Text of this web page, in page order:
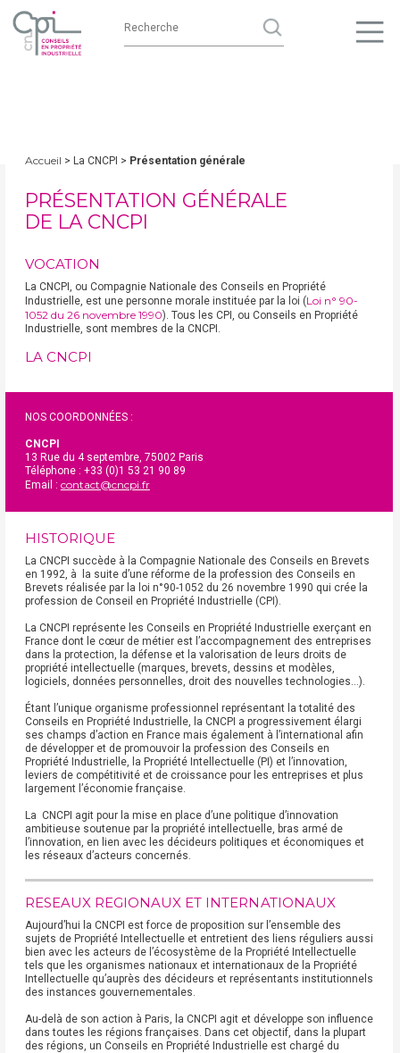
Accueil > La CNCPI > Présentation générale
PRÉSENTATION GÉNÉRALE
DE LA CNCPI
VOCATION
La CNCPI, ou Compagnie Nationale des Conseils en Propriété
Industrielle, est une personne morale instituée par la loi (Loi n° 90-
1052 du 26 novembre 1990). Tous les CPI, ou Conseils en Propriété
Industrielle, sont membres de la CNCPI.
LA CNCPI
NOS COORDONNÉES :
CNCPI
13 Rue du 4 septembre, 75002 Paris
Téléphone : +33 (0)1 53 21 90 89
Email : contact@cncpi.fr
HISTORIQUE
La CNCPI succède à la Compagnie Nationale des Conseils en Brevets
en 1992, à la suite d’une réforme de la profession des Conseils en
Brevets réalisée par la loi n°90-1052 du 26 novembre 1990 qui crée la
profession de Conseil en Propriété Industrielle (CPI).
La CNCPI représente les Conseils en Propriété Industrielle exerçant en
France dont le cœur de métier est l’accompagnement des entreprises
dans la protection, la défense et la valorisation de leurs droits de
propriété intellectuelle (marques, brevets, dessins et modèles,
logiciels, données personnelles, droit des nouvelles technologies…).
Étant l’unique organisme professionnel représentant la totalité des
Conseils en Propriété Industrielle, la CNCPI a progressivement élargi
ses champs d’action en France mais également à l’international afin
de développer et de promouvoir la profession des Conseils en
Propriété Industrielle, la Propriété Intellectuelle (PI) et l’innovation,
leviers de compétitivité et de croissance pour les entreprises et plus
largement l’économie française.
La CNCPI agit pour la mise en place d’une politique d’innovation
ambitieuse soutenue par la propriété intellectuelle, bras armé de
l’innovation, en lien avec les décideurs politiques et économiques et
les réseaux d’acteurs concernés.
RESEAUX REGIONAUX ET INTERNATIONAUX
Aujourd’hui la CNCPI est force de proposition sur l’ensemble des
sujets de Propriété Intellectuelle et entretient des liens réguliers aussi
bien avec les acteurs de l’écosystème de la Propriété Intellectuelle
tels que les organismes nationaux et internationaux de la Propriété
Intellectuelle qu’auprès des décideurs et représentants institutionnels
des instances gouvernementales.
Au-delà de son action à Paris, la CNCPI agit et développe son influence
dans toutes les régions françaises. Dans cet objectif, dans la plupart
des régions, un Conseils en Propriété Industrielle est chargé du